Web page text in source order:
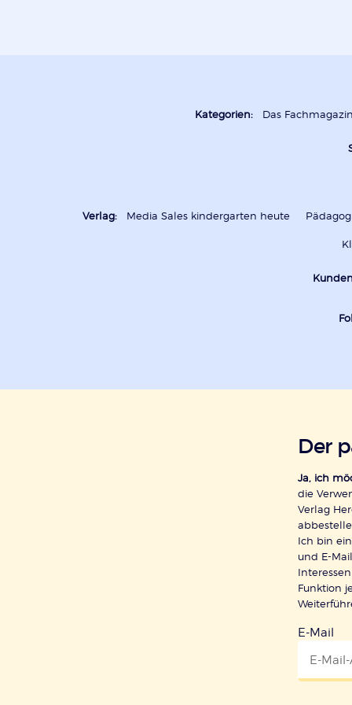
Kategorien: Das
Verlag: Media Sales kindergarten heute
Der
Ja, ich
die
Verlag
Ich bin
und E-
Funktion
E-Mail